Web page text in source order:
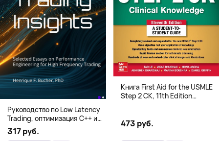
Руководство по Low Latency
Trading, оптимизация C++ и
системная архитектура для
HFT
317 руб.
Книга First Aid for the USMLE
Step 2 CK, 11th Edition
473 руб.